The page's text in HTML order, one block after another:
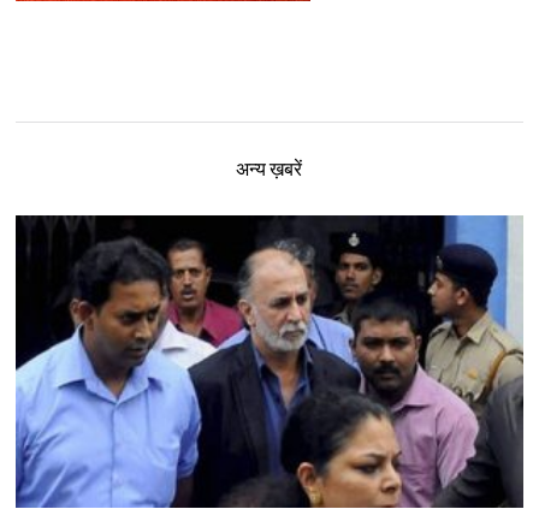
अन्य ख़बरें